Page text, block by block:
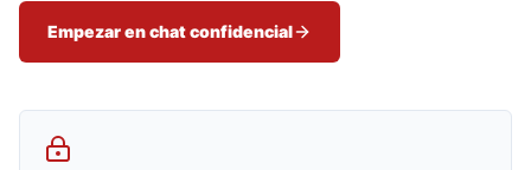
Empezar en chat confidencial